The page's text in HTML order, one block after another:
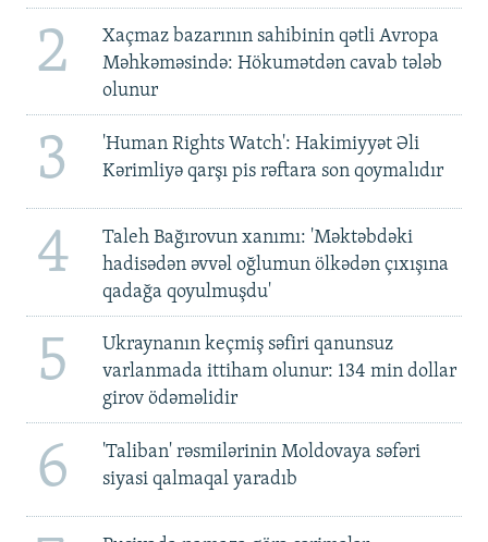
2
Xaçmaz bazarının sahibinin qətli Avropa
Məhkəməsində: Hökumətdən cavab tələb
olunur
3
'Human Rights Watch': Hakimiyyət Əli
Kərimliyə qarşı pis rəftara son qoymalıdır
4
Taleh Bağırovun xanımı: 'Məktəbdəki
hadisədən əvvəl oğlumun ölkədən çıxışına
qadağa qoyulmuşdu'
5
Ukraynanın keçmiş səfiri qanunsuz
varlanmada ittiham olunur: 134 min dollar
girov ödəməlidir
6
'Taliban' rəsmilərinin Moldovaya səfəri
siyasi qalmaqal yaradıb